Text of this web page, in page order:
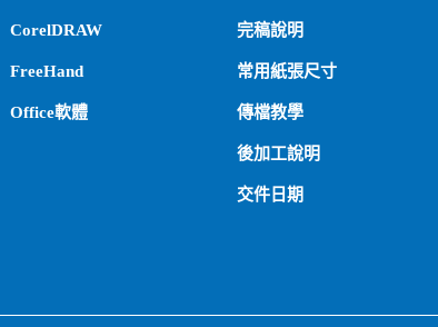
CorelDRAW
FreeHand
Office軟體
完稿說明
常用紙張尺寸
傳檔教學
後加工說明
交件日期